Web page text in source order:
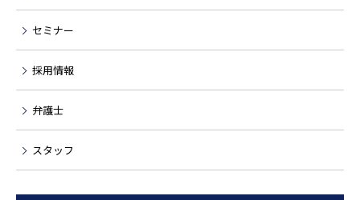
セミナー
採用情報
弁護士
スタッフ